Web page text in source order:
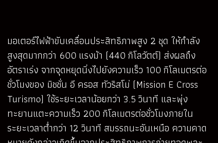
มอเตอร์ไฟฟ้าขับเคลื่อนประสิทธิภาพสูง 2 ชุด ให้กำลัง
สูงสุดมากกว่า 600 แรงม้า (440 กิโลวัตต์) ส่งผลถึง
อัตราเร่ง จากจุดหยุดนิ่งไปยังความเร็ว 100 กิโลเมตรต่อ
ชั่วโมงของ มิชชั่น อี ครอส ทัวริสโม่ (Mission E Cross
Turismo) ใช้ระยะเวลาน้อยกว่า 3.5 วินาที และพุ่ง
ทะยานแตะความเร็ว 200 กิโลเมตรต่อชั่วโมงภายใน
ระยะเวลาต่ำกว่า 12 วินาที สมรรถนะอันเหนือ ความคาด